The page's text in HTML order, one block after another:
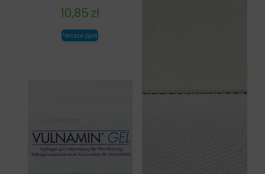
10,85 zł
Читати далі